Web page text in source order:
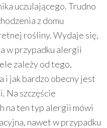
uczulającego. Trudno
z domu
rośliny. Wydaje się,
w przypadku alergii
zależy od tego,
i jak bardzo obecny jest
Na szczęście
na ten typ alergii mówi
nawet w przypadku